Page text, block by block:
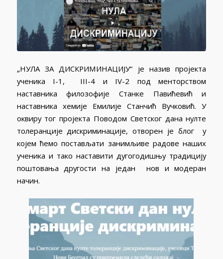
„НУЛА ЗА ДИСКРИМИНАЦИЈУ“ је назив пројекта
ученика I-1, III-4 и IV-2 под менторством
наставника филозофије Станке Павићевић и
наставника хемије Емилије Станчић Вучковић. У
оквиру тог пројекта Поводом Светског дана нулте
толеранције дискриминације, отворен је блог у
којем ћемо постављати занимљиве радове наших
ученика и тако наставити дугогодишњу традицију
поштовања другости на један нов и модеран
начин.